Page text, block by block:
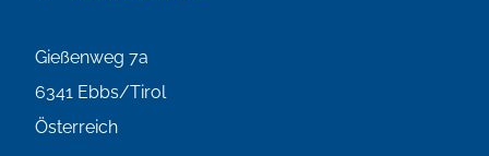
Gießenweg 7a
6341 Ebbs/Tirol
Österreich